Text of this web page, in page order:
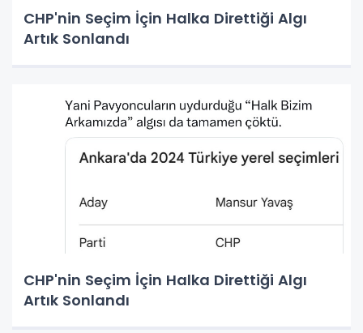
CHP'nin Seçim İçin Halka Direttiği Algı
Artık Sonlandı
CHP'nin Seçim İçin Halka Direttiği Algı
Artık Sonlandı